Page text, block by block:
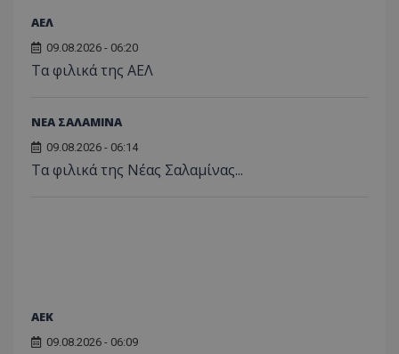
ΑΕΛ
09.08.2026 - 06:20
Τα φιλικά της ΑΕΛ
ΝΕΑ ΣΑΛΑΜΙΝΑ
09.08.2026 - 06:14
Τα φιλικά της Νέας Σαλαμίνας...
ΑEK
09.08.2026 - 06:09